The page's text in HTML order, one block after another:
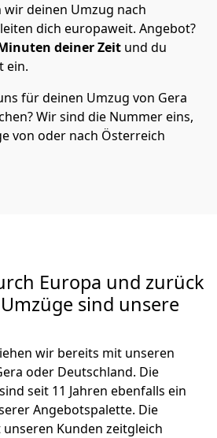
deinen Umzug nach
dich europaweit. Angebot?
deiner Zeit und du
ein.
für deinen Umzug von Gera
Wir sind die Nummer eins,
von oder nach Österreich
Europa und zurück
sind unsere
wir bereits mit unseren
oder Deutschland. Die
seit 11 Jahren ebenfalls ein
Angebotspalette. Die
Kunden zeitgleich